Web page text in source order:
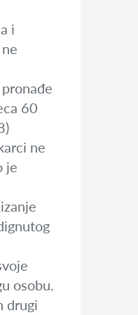
i
60
ne
je
osobu.
drugi